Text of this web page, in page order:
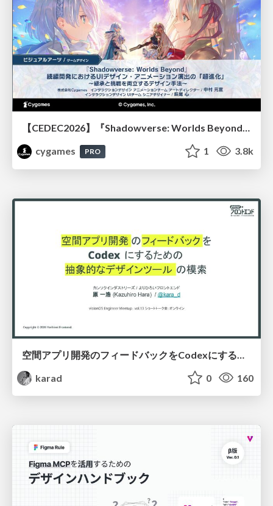
【CEDEC2026】『Shadowverse: Worlds Beyond』続編開発におけるUIデザイン・アニメーション演出の「超進化」 ～継承と挑戦を両立するデザイン手法～
cygames
PRO 1 3.8k
karad
0 160